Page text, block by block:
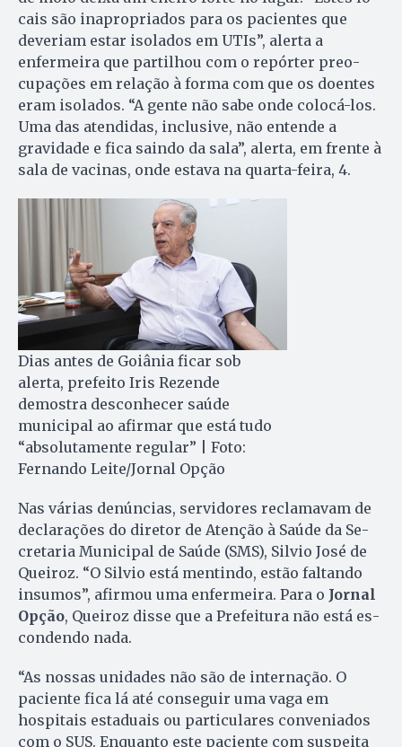
cais são inapropriados para os pacientes que
deveriam estar isolados em UTIs”, alerta a
enfermeira que partilhou com o repórter pre­o­
cupações em relação à forma com que os doentes
eram isolados. “A gente não sabe onde colocá-los.
Uma das atendidas, inclusive, não entende a
gravidade e fica saindo da sala”, alerta, em frente à
sa­la de vacinas, onde estava na quarta-feira, 4.
Dias antes de Goiânia ficar sob
alerta, prefeito Iris Rezende
demostra desconhecer saúde
municipal ao afirmar que está tudo
“absolutamente regular” | Foto:
Fernando Leite/Jornal Opção
Nas várias denúncias, servidores reclamavam de
declarações do di­retor de Atenção à Saúde da Se­
cre­taria Municipal de Saúde (SMS), Silvio José de
Queiroz. “O Sil­vio está mentindo, estão faltando
in­sumos”, afirmou uma enfermeira. Pa­ra o Jornal
Opção, Queiroz disse que a Prefeitura não está es­
condendo nada.
“As nossas unidades não são de internação. O
paciente fica lá até conseguir uma vaga em
hospitais estaduais ou particulares conveniados
com o SUS. Enquanto es­te paciente com suspeita